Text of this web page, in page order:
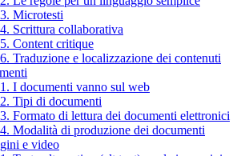
Microtesti
Scrittura collaborativa
Content critique
Traduzione e localizzazione dei contenuti
I documenti vanno sul web
Tipi di documenti
Formato di lettura dei documenti elettronici
Modalità di produzione dei documenti
e video